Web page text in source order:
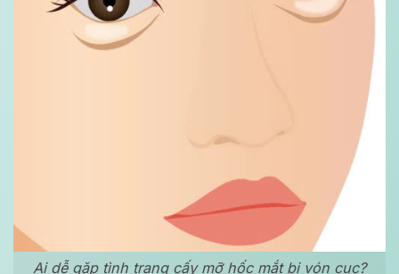
Ai dễ gặp tình trạng cấy mỡ hốc mắt bị vón cục?